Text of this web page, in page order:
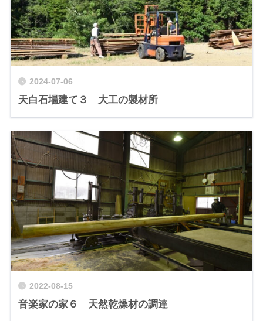
2024-07-06
天白石場建て３ 大工の製材所
2022-08-15
音楽家の家６ 天然乾燥材の調達